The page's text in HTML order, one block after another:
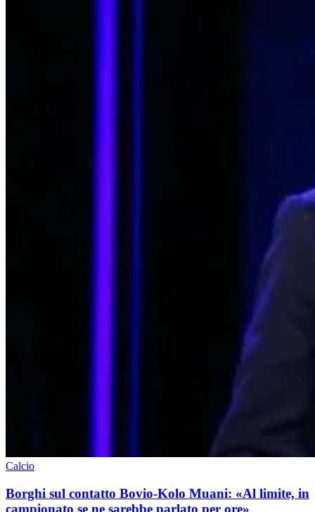
Calcio
Borghi sul contatto Bovio-Kolo Muani: «Al limite, in
campionato se ne sarebbe parlato per ore»